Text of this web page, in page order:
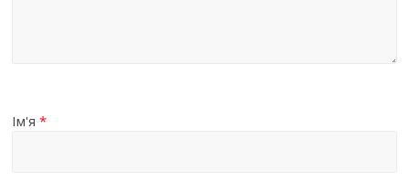
Ім'я*